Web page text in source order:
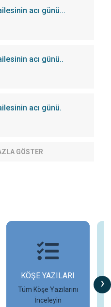
acı günü...
acı günü..
acı günü.
GÖSTER
›
KÖŞE YAZILARI
Tüm Köşe Yazılarını
İnceleyin